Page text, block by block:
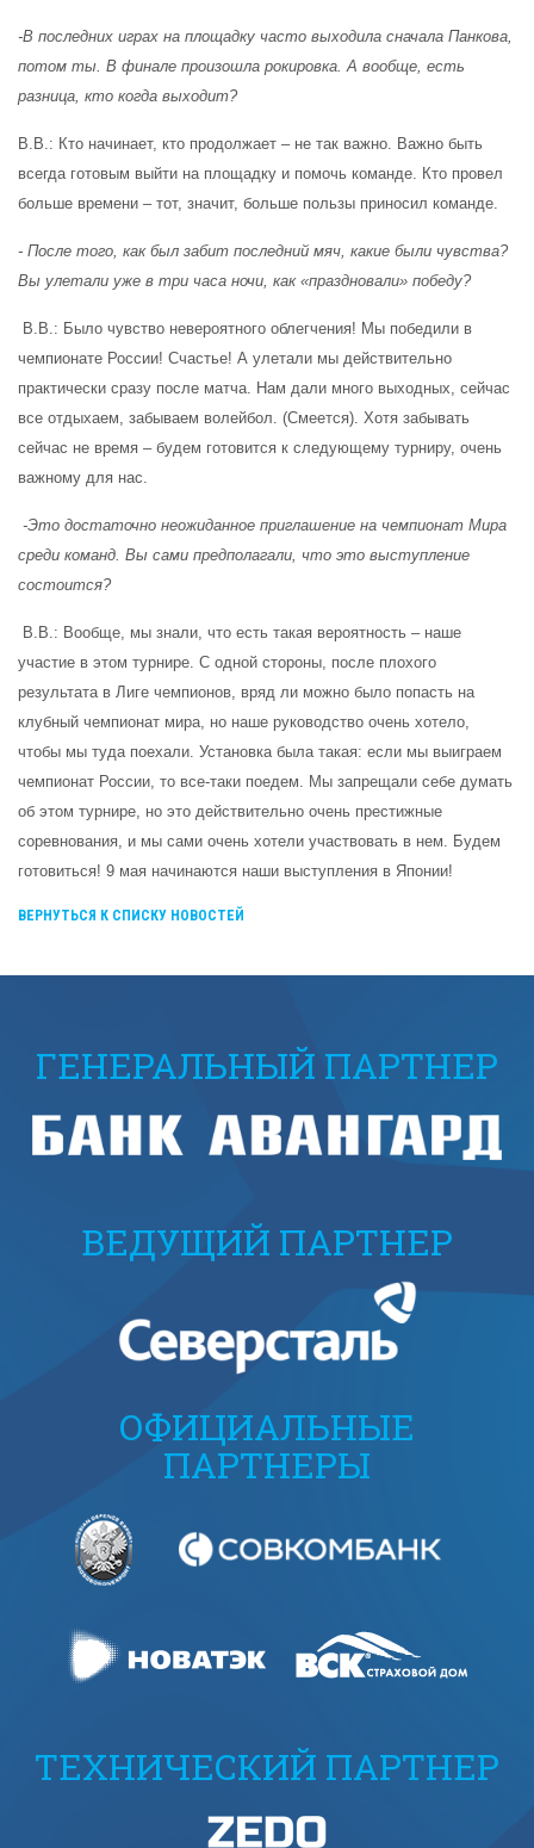
-В последних играх на площадку часто выходила сначала Панкова,
потом ты. В финале произошла рокировка. А вообще, есть
разница, кто когда выходит?
В.В.: Кто начинает, кто продолжает – не так важно. Важно быть
всегда готовым выйти на площадку и помочь команде. Кто провел
больше времени – тот, значит, больше пользы приносил команде.
- После того, как был забит последний мяч, какие были чувства?
Вы улетали уже в три часа ночи, как «праздновали» победу?
В.В.: Было чувство невероятного облегчения! Мы победили в
чемпионате России! Счастье! А улетали мы действительно
практически сразу после матча. Нам дали много выходных, сейчас
все отдыхаем, забываем волейбол. (Смеется). Хотя забывать
сейчас не время – будем готовится к следующему турниру, очень
важному для нас.
-Это достаточно неожиданное приглашение на чемпионат Мира
среди команд. Вы сами предполагали, что это выступление
состоится?
В.В.: Вообще, мы знали, что есть такая вероятность – наше
участие в этом турнире. С одной стороны, после плохого
результата в Лиге чемпионов, вряд ли можно было попасть на
клубный чемпионат мира, но наше руководство очень хотело,
чтобы мы туда поехали. Установка была такая: если мы выиграем
чемпионат России, то все-таки поедем. Мы запрещали себе думать
об этом турнире, но это действительно очень престижные
соревнования, и мы сами очень хотели участвовать в нем. Будем
готовиться! 9 мая начинаются наши выступления в Японии!
ВЕРНУТЬСЯ К СПИСКУ НОВОСТЕЙ
ГЕНЕРАЛЬНЫЙ ПАРТНЕР
ВЕДУЩИЙ ПАРТНЕР
ОФИЦИАЛЬНЫЕ
ПАРТНЕРЫ
ТЕХНИЧЕСКИЙ ПАРТНЕР